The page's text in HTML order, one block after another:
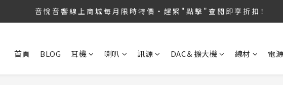
8/6 ~ 8/9 第36屆 TAA 國 際 Hi-End 音 響 大 展 情 熱 開 演 ‧  音 悅 音 響 1127 號 房 期 待 與
音 悅 音 響 線 上 商 城 每 月 限 時 特 價 ‧ 趕 緊 " 點 擊 " 查 閱 即 享 折 扣！
首頁 BLOG 耳機 喇叭 訊源 DAC＆擴大機 線材 電